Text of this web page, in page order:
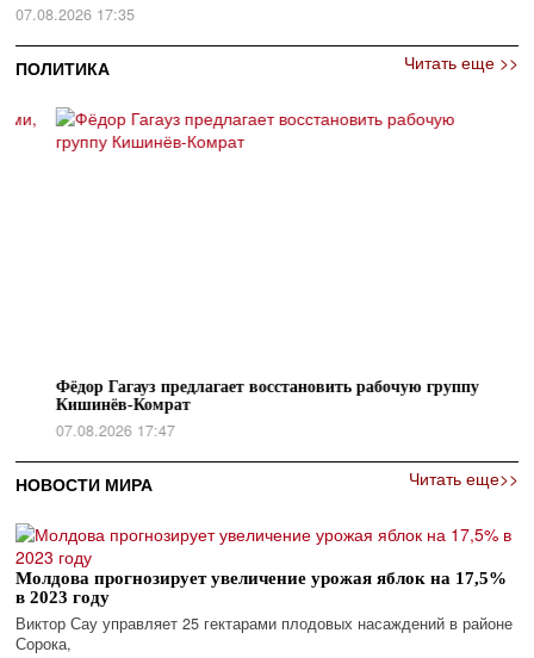
07.08.2026 17:35
ПОЛИТИКА Читать еще >>
Фёдор Гагауз предлагает восстановить рабочую группу
Кишинёв-Комрат
07.08.2026 17:47
НОВОСТИ МИРА Читать еще>>
Молдова прогнозирует увеличение урожая яблок на 17,5%
в 2023 году
Виктор Сау управляет 25 гектарами плодовых насаждений в районе
Сорока,